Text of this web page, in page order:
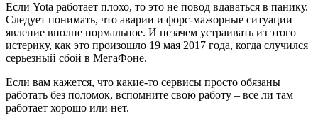
Если Yota работает плохо, то это не повод вдаваться в панику.
Следует понимать, что аварии и форс-мажорные ситуации –
явление вполне нормальное. И незачем устраивать из этого
истерику, как это произошло 19 мая 2017 года, когда случился
серьезный сбой в МегаФоне.
Если вам кажется, что какие-то сервисы просто обязаны
работать без поломок, вспомните свою работу – все ли там
работает хорошо или нет.